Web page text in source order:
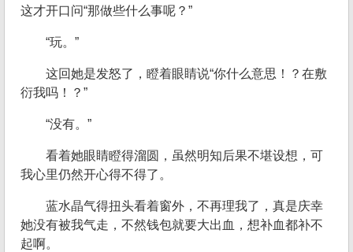
这才开口问“那做些什么事呢？”
“玩。”
这回她是发怒了，瞪着眼睛说“你什么意思！？在敷
衍我吗！？”
“没有。”
看着她眼睛瞪得溜圆，虽然明知后果不堪设想，可
我心里仍然开心得不得了。
蓝水晶气得扭头看着窗外，不再理我了，真是庆幸
她没有被我气走，不然钱包就要大出血，想补血都补不
起啊。